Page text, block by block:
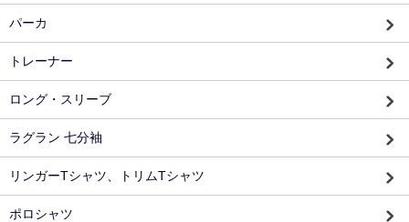
パーカ
トレーナー
ロング・スリーブ
ラグラン 七分袖
リンガーTシャツ、トリムTシャツ
ポロシャツ